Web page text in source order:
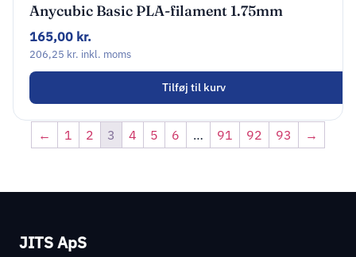
Anycubic Basic PLA-filament 1.75mm
Tekstureret Grå AHPLGY-107
165,00 kr.
206,25 kr. inkl. moms
Tilføj til kurv
← 1 2 3 4 5 6 … 91 92 93 →
JITS ApS